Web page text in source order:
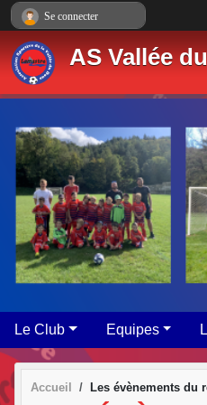
AS Vallée
Le Club Equipes
Accueil Les évènements du
Se connecter
Panneau de gestion des cookies